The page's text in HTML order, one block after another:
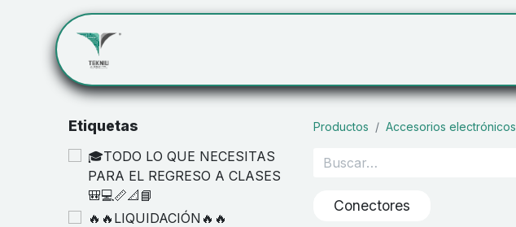
Etiquetas
🎓TODO LO QUE NECESITAS
PARA EL REGRESO A CLASES
🎒💻📏📐📘
🔥🔥LIQUIDACIÓN🔥🔥
Productos Accesorios electrónicos
Conectores